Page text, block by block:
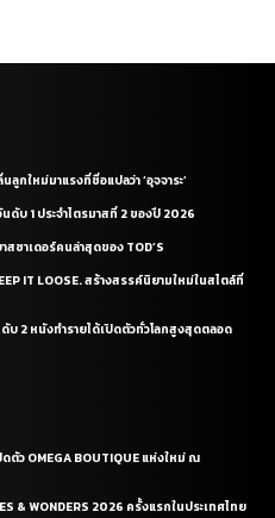
ลูกใหม่มาแรงที่ชื่อแปลว่า ‘อุจจาระ’
บ 1 ประจำไตรมาสที่ 2 ของปี 2026
ซาเดอร์คนล่าสุดของ TOD’S
IT LOOSE. สร้างสรรค์นิยามใหม่ในสไตล์ที่
ดับ 2 หนังทำรายได้เปิดตัวทั่วโลกสูงสุดตลอด
ว OMEGA BOUTIQUE แห่งใหม่ ณ
& WONDERS 2026 ครั้งแรกในประเทศไทย